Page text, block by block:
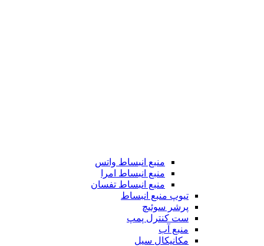
منبع انبساط واتس
منبع انبساط امرا
منبع انبساط تفسان
تیوپ منبع انبساط
پرشر سوئیچ
ست کنترل پمپ
منبع آب
مکانیکال سیل